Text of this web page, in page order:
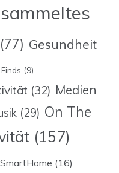
(77) Gesundheit
(9)
(32) Medien
(29) On The
(157)
SmartHome (16)